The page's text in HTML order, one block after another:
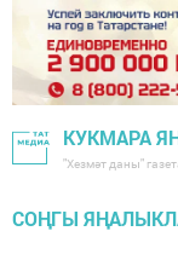
КУКМАРА
"Хезмәт даны"
СОҢГЫ